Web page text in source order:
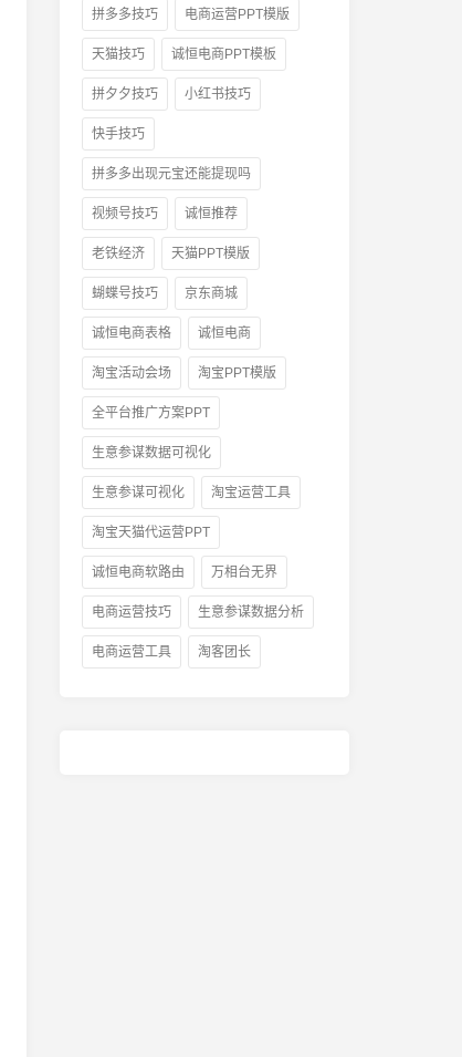
拼多多技巧 电商运营PPT模版
天猫技巧 诚恒电商PPT模板
拼夕夕技巧 小红书技巧
快手技巧
拼多多出现元宝还能提现吗
视频号技巧 诚恒推荐
老铁经济 天猫PPT模版
蝴蝶号技巧 京东商城
诚恒电商表格 诚恒电商
淘宝活动会场 淘宝PPT模版
全平台推广方案PPT
生意参谋数据可视化
生意参谋可视化 淘宝运营工具
淘宝天猫代运营PPT
诚恒电商软路由 万相台无界
电商运营技巧 生意参谋数据分析
电商运营工具 淘客团长